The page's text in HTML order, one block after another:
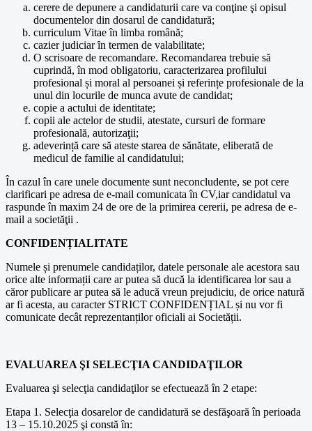
cerere de depunere a candidaturii care va conţine şi opisul
documentelor din dosarul de candidatură;
curriculum Vitae în limba română;
cazier judiciar ȋn termen de valabilitate;
O scrisoare de recomandare. Recomandarea trebuie să
cuprindă, în mod obligatoriu, caracterizarea profilului
profesional și moral al persoanei și referințe profesionale de la
unul din locurile de munca avute de candidat;
copie a actului de identitate;
copii ale actelor de studii, atestate, cursuri de formare
profesională, autorizaţii;
adeverință care să ateste starea de sănătate, eliberată de
medicul de familie al candidatului;
În cazul în care unele documente sunt neconcludente, se pot cere
clarificari pe adresa de e-mail comunicata în CV,iar candidatul va
raspunde în maxim 24 de ore de la primirea cererii, pe adresa de e-
mail a societăţii .
CONFIDENȚIALITATE
Numele și prenumele candidaților, datele personale ale acestora sau
orice alte informații care ar putea să ducă la identificarea lor sau a
căror publicare ar putea să le aducă vreun prejudiciu, de orice natură
ar fi acesta, au caracter STRICT CONFIDENȚIAL și nu vor fi
comunicate decât reprezentanților oficiali ai Societății.
EVALUAREA ŞI SELECŢIA CANDIDAŢILOR
Evaluarea şi selecţia candidaţilor se efectuează în 2 etape:
Etapa 1. Selecţia dosarelor de candidatură se desfăşoară în perioada
13 – 15.10.2025 şi constă în: